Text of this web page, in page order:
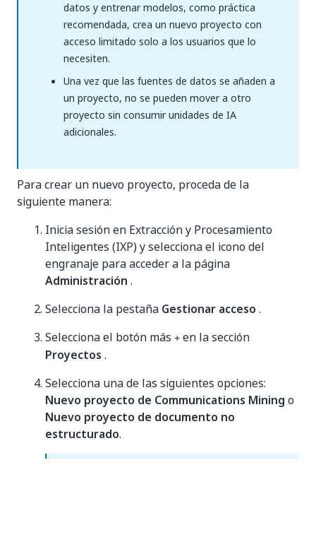
datos y entrenar modelos, como práctica
recomendada, crea un nuevo proyecto con
acceso limitado solo a los usuarios que lo
necesiten.
Una vez que las fuentes de datos se añaden a
un proyecto, no se pueden mover a otro
proyecto sin consumir unidades de IA
adicionales.
Para crear un nuevo proyecto, proceda de la
siguiente manera:
Inicia sesión en Extracción y Procesamiento
Inteligentes (IXP) y selecciona el icono del
engranaje para acceder a la página
Administración .
Selecciona la pestaña Gestionar acceso .
Selecciona el botón más + en la sección
Proyectos .
Selecciona una de las siguientes opciones:
Nuevo proyecto de Communications Mining o
Nuevo proyecto de documento no
estructurado.